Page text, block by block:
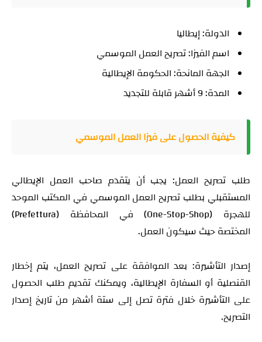
الدولة: إيطاليا
اسم الفيزا: تصريح العمل الموسمي
الجهة المانحة: الحكومة الإيطالية
المدة: 9 أشهر قابلة للتجديد
كيفية الحصول على فيزا العمل الموسمي
طلب تصريح العمل: يجب أن يتقدم صاحب العمل الإيطالي
المستقبلي بطلب تصريح العمل الموسمي في المكتب الموحد
للهجرة (One-Stop-Shop) في المحافظة (Prefettura)
المختصة حيث سيكون العمل.
إصدار التأشيرة: بعد الموافقة على تصريح العمل، يتم إخطار
القنصلية أو السفارة الإيطالية، ويمكنك تقديم طلب الحصول
على التأشيرة خلال فترة تصل إلى ستة أشهر من تاريخ إصدار
التصريح.